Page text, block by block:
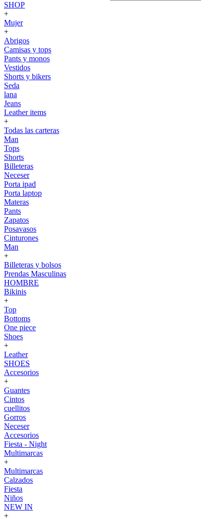
SHOP
+
Mujer
+
Abrigos
Camisas y tops
Pants y monos
Vestidos
Shorts y bikers
Seda
lana
Jeans
Leather items
+
Todas las carteras
Man
Tops
Shorts
Billeteras
Neceser
Porta ipad
Porta laptop
Materas
Pants
Zapatos
Posavasos
Cinturones
Man
+
Billeteras y bolsos
Prendas Masculinas
HOMBRE
Bikinis
+
Top
Bottoms
One piece
Shoes
+
Leather
SHOES
Accesorios
+
Guantes
Cintos
cuellitos
Gorros
Neceser
Accesorios
Fiesta - Night
Multimarcas
+
Multimarcas
Calzados
Fiesta
Niños
NEW IN
+